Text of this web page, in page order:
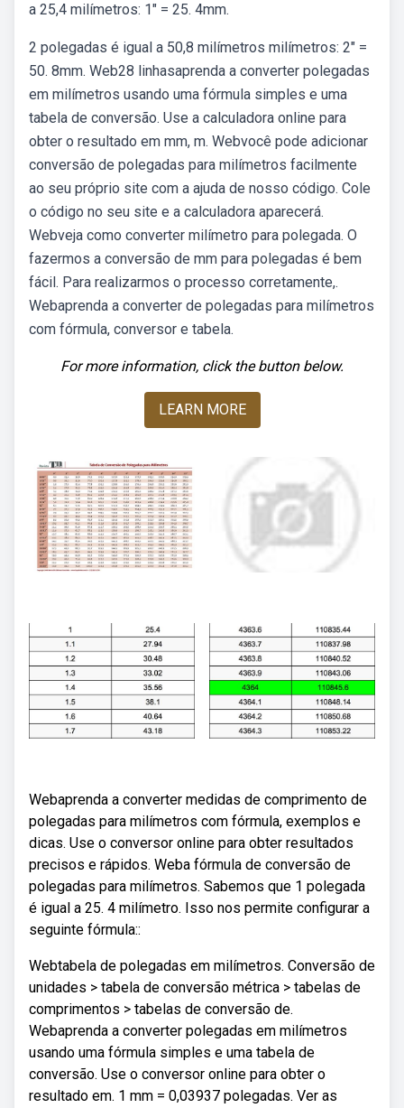
a 25,4 milímetros: 1″ = 25. 4mm.
2 polegadas é igual a 50,8 milímetros milímetros: 2″ =
50. 8mm. Web28 linhasaprenda a converter polegadas
em milímetros usando uma fórmula simples e uma
tabela de conversão. Use a calculadora online para
obter o resultado em mm, m. Webvocê pode adicionar
conversão de polegadas para milímetros facilmente
ao seu próprio site com a ajuda de nosso código. Cole
o código no seu site e a calculadora aparecerá.
Webveja como converter milímetro para polegada. O
fazermos a conversão de mm para polegadas é bem
fácil. Para realizarmos o processo corretamente,.
Webaprenda a converter de polegadas para milímetros
com fórmula, conversor e tabela.
For more information, click the button below.
LEARN MORE
Webaprenda a converter medidas de comprimento de
polegadas para milímetros com fórmula, exemplos e
dicas. Use o conversor online para obter resultados
precisos e rápidos. Weba fórmula de conversão de
polegadas para milímetros. Sabemos que 1 polegada
é igual a 25. 4 milímetro. Isso nos permite configurar a
seguinte fórmula::
Webtabela de polegadas em milímetros. Conversão de
unidades > tabela de conversão métrica > tabelas de
comprimentos > tabelas de conversão de.
Webaprenda a converter polegadas em milímetros
usando uma fórmula simples e uma tabela de
conversão. Use o conversor online para obter o
resultado em. 1 mm = 0,03937 polegadas. Ver as